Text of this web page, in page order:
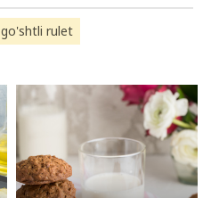
go'shtli rulet